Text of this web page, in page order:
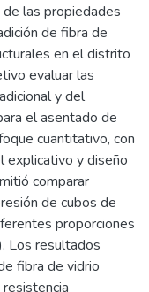
las propiedades
de fibra de
en el distrito
evaluar las
y del
el asentado de
cuantitativo, con
explicativo y diseño
comparar
de cubos de
proporciones
Los resultados
fibra de vidrio